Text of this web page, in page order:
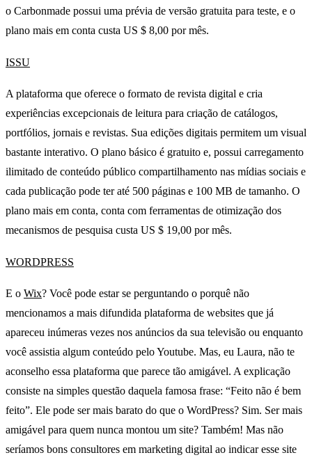
o Carbonmade possui uma prévia de versão gratuita para teste, e o
plano mais em conta custa US $ 8,00 por mês.
ISSU
A plataforma que oferece o formato de revista digital e cria
experiências excepcionais de leitura para criação de catálogos,
portfólios, jornais e revistas. Sua edições digitais permitem um visual
bastante interativo. O plano básico é gratuito e, possui carregamento
ilimitado de conteúdo público compartilhamento nas mídias sociais e
cada publicação pode ter até 500 páginas e 100 MB de tamanho. O
plano mais em conta, conta com ferramentas de otimização dos
mecanismos de pesquisa custa US $ 19,00 por mês.
WORDPRESS
E o Wix? Você pode estar se perguntando o porquê não
mencionamos a mais difundida plataforma de websites que já
apareceu inúmeras vezes nos anúncios da sua televisão ou enquanto
você assistia algum conteúdo pelo Youtube. Mas, eu Laura, não te
aconselho essa plataforma que parece tão amigável. A explicação
consiste na simples questão daquela famosa frase: “Feito não é bem
feito”. Ele pode ser mais barato do que o WordPress? Sim. Ser mais
amigável para quem nunca montou um site? Também! Mas não
seríamos bons consultores em marketing digital ao indicar esse site